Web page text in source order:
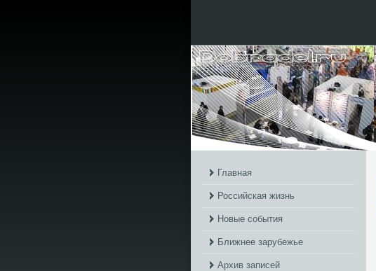
Главная
Российская жизнь
Новые события
Ближнее зарубежье
Архив записей